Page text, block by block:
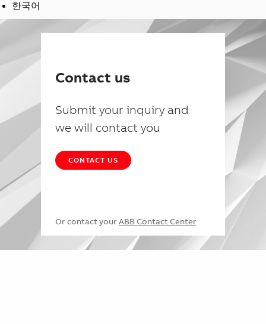
한국어
Contact us
Submit your inquiry and
we will contact you
CONTACT US
Or contact your ABB Contact Center